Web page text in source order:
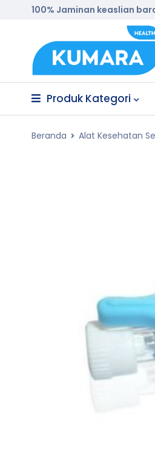
100% Jaminan keaslian
Produk Kategori
Beranda Alat Kesehatan